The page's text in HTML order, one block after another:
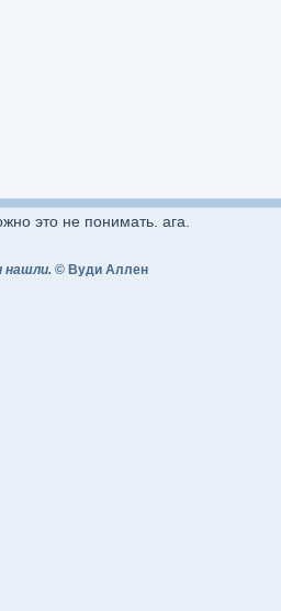
это не понимать. ага.
нашли. © Вуди Аллен